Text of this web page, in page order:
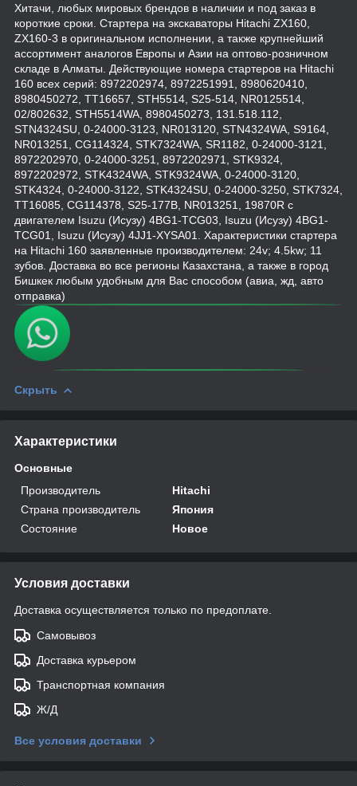
Хитачи, любых мировых брендов в наличии и под заказ в
короткие сроки. Стартера на экскаваторы Hitachi ZX160,
ZX160-3 в оригинальном исполнении, а также крупнейший
ассортимент аналогов Европы и Азии на оптово-розничном
складе в Алматы. Действующие номера стартеров на Hitachi
160 всех серий: 8972202974, 8972251991, 8980620410,
8980450272, TT16657, STH5514, S25-514, NR0125514,
02/802632, STH5514WA, 8980450273, 131.518.112,
STN4324SU, 0-24000-3123, NR013120, STN4324WA, S9164,
NR013251, CG114324, STK7324WA, SR1182, 0-24000-3121,
8972202970, 0-24000-3251, 8972202971, STK9324,
8972202972, STK4324WA, STK9324WA, 0-24000-3120,
STK4324, 0-24000-3122, STK4324SU, 0-24000-3250, STK7324,
TT16085, CG114378, S25-177B, NR013251, 19870R с
двигателем Isuzu (Исузу) 4BG1-TCG03, Isuzu (Исузу) 4BG1-
TCG01, Isuzu (Исузу) 4JJ1-XYSA01. Характеристики стартера
на Hitachi 160 заявленные производителем: 24v; 4.5kw; 11
зубов. Доставка во все регионы Казахстана, а также в город
Бишкек любым удобным для Вас способом (авиа, жд, авто
отправка)
Скрыть
Характеристики
Основные
Производитель
Hitachi
Страна производитель
Япония
Состояние
Новое
Условия доставки
Доставка осуществляется только по предоплате.
Самовывоз
Доставка курьером
Транспортная компания
Ж/Д
Все условия доставки